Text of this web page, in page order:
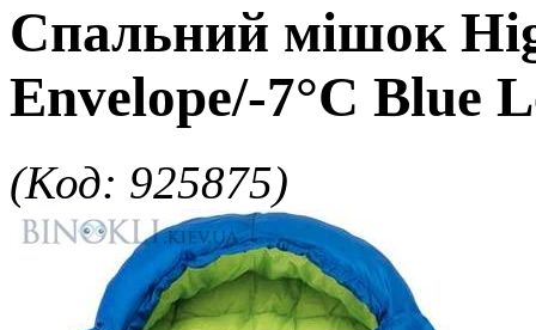
Спальний мішок
Envelope/-7°C Blue
(Код: 925875)